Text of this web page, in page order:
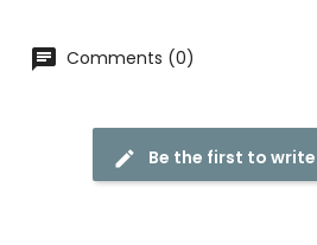
Comments (0)
Be the first to